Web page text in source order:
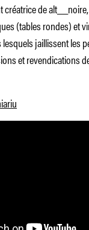
créatrice de
(tables rondes) et
jaillissent les
et revendications